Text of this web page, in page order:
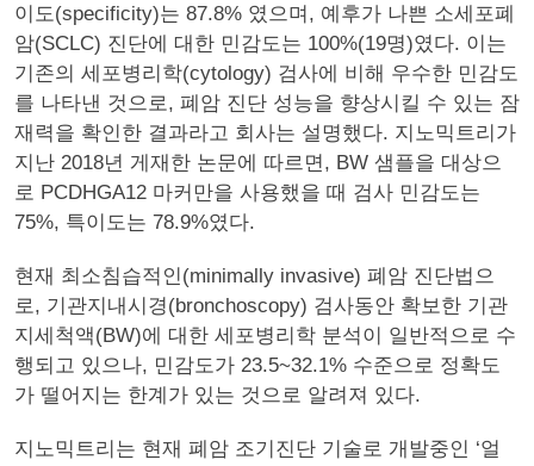
이도(specificity)는 87.8% 였으며, 예후가 나쁜 소세포폐
암(SCLC) 진단에 대한 민감도는 100%(19명)였다. 이는
기존의 세포병리학(cytology) 검사에 비해 우수한 민감도
를 나타낸 것으로, 폐암 진단 성능을 향상시킬 수 있는 잠
재력을 확인한 결과라고 회사는 설명했다. 지노믹트리가
지난 2018년 게재한 논문에 따르면, BW 샘플을 대상으
로 PCDHGA12 마커만을 사용했을 때 검사 민감도는
75%, 특이도는 78.9%였다.
현재 최소침습적인(minimally invasive) 폐암 진단법으
로, 기관지내시경(bronchoscopy) 검사동안 확보한 기관
지세척액(BW)에 대한 세포병리학 분석이 일반적으로 수
행되고 있으나, 민감도가 23.5~32.1% 수준으로 정확도
가 떨어지는 한계가 있는 것으로 알려져 있다.
지노믹트리는 현재 폐암 조기진단 기술로 개발중인 ‘얼